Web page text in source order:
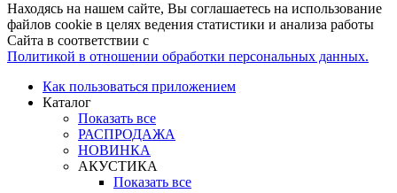
Находясь на нашем сайте, Вы соглашаетесь на использование
файлов cookie в целях ведения статистики и анализа работы
Сайта в соответствии с
Политикой в отношении обработки персональных данных.
Как пользоваться приложением
Каталог
Показать все
РАСПРОДАЖА
НОВИНКА
АКУСТИКА
Показать все